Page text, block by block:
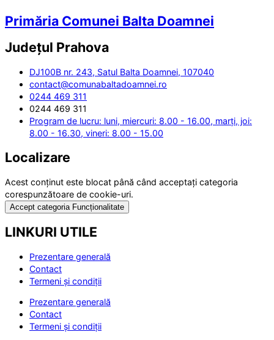
Primăria Comunei Balta Doamnei
Județul Prahova
DJ100B nr. 243, Satul Balta Doamnei, 107040
contact@comunabaltadoamnei.ro
0244 469 311
0244 469 311
Program de lucru: luni, miercuri: 8.00 - 16.00, marți, joi:
8.00 - 16.30, vineri: 8.00 - 15.00
Localizare
Acest conținut este blocat până când acceptați categoria
corespunzătoare de cookie-uri.
Accept categoria Funcționalitate
LINKURI UTILE
Prezentare generală
Contact
Termeni și condiții
Prezentare generală
Contact
Termeni și condiții